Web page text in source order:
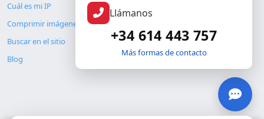
Cuál es mi IP
Comprimir imágenes
Buscar en el sitio
Blog
Llámanos
+34 614 443 757
Más formas de contacto